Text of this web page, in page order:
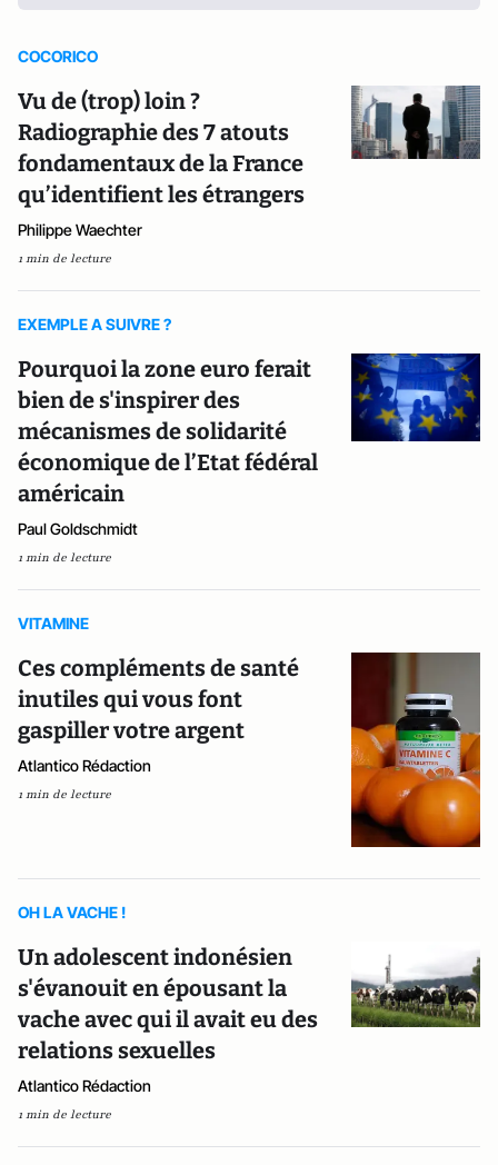
COCORICO
Vu de (trop) loin ?
Radiographie des 7 atouts
fondamentaux de la France
qu’identifient les étrangers
Philippe Waechter
1 min de lecture
EXEMPLE A SUIVRE ?
Pourquoi la zone euro ferait
bien de s'inspirer des
mécanismes de solidarité
économique de l’Etat fédéral
américain
Paul Goldschmidt
1 min de lecture
VITAMINE
Ces compléments de santé
inutiles qui vous font
gaspiller votre argent
Atlantico Rédaction
1 min de lecture
OH LA VACHE !
Un adolescent indonésien
s'évanouit en épousant la
vache avec qui il avait eu des
relations sexuelles
Atlantico Rédaction
1 min de lecture